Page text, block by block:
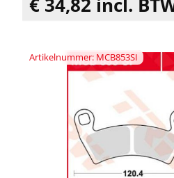
Artikelnummer: MCB853SI